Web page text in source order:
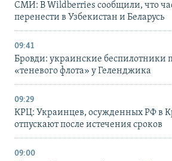
СМИ: В Wildberries сообщили, что
перенести в Узбекистан и Беларусь
09:41
Бровди: украинские беспилотники
«теневого флота» у Геленджика
09:29
КРЦ: Украинцев, осужденных РФ в
отпускают после истечения сроков
09:00